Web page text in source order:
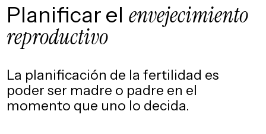
Planificar el envejecimiento
reproductivo
La planificación de la fertilidad es
poder ser madre o padre en el
momento que uno lo decida.